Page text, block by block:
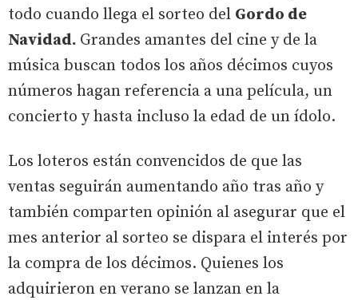
todo cuando llega el sorteo del Gordo de
Navidad. Grandes amantes del cine y de la
música buscan todos los años décimos cuyos
números hagan referencia a una película, un
concierto y hasta incluso la edad de un ídolo.
Los loteros están convencidos de que las
ventas seguirán aumentando año tras año y
también comparten opinión al asegurar que el
mes anterior al sorteo se dispara el interés por
la compra de los décimos. Quienes los
adquirieron en verano se lanzan en la